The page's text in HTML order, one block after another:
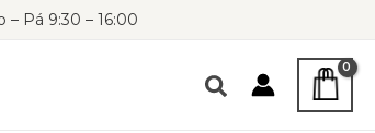
Pá 9:30 – 16:00